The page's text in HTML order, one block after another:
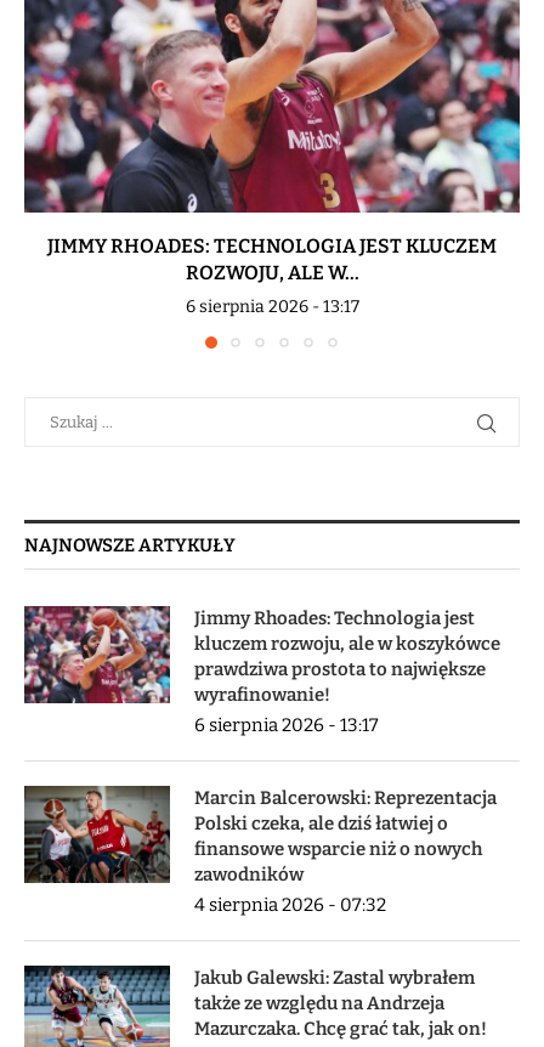
JIMMY RHOADES: TECHNOLOGIA JEST KLUCZEM
ROZWOJU, ALE W...
6 sierpnia 2026 - 13:17
NAJNOWSZE ARTYKUŁY
Jimmy Rhoades: Technologia jest
kluczem rozwoju, ale w koszykówce
prawdziwa prostota to największe
wyrafinowanie!
6 sierpnia 2026 - 13:17
Marcin Balcerowski: Reprezentacja
Polski czeka, ale dziś łatwiej o
finansowe wsparcie niż o nowych
zawodników
4 sierpnia 2026 - 07:32
Jakub Galewski: Zastal wybrałem
także ze względu na Andrzeja
Mazurczaka. Chcę grać tak, jak on!